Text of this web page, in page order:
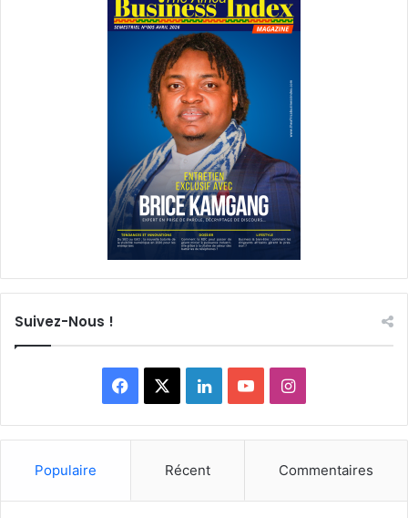
Suivez-Nous !
a
L
i
o
I
n
Populaire Récent Commentaires